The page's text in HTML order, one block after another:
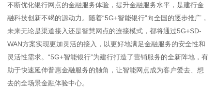
不断优化银行网点的金融服务体验，提升金融服务水平，是建行金
融科技创新不竭的源动力。随着“5G+智能银行”向全国的逐步推广，
未来无论是渠道接入还是智慧网点的连接模式，都将通过5G+SD-
WAN方案实现更加灵活的接入，以更好地满足金融服务的安全性和
灵活性需求。“5G+智能银行”为建行打造了营销服务的全新阵地，有
助于快速延伸普惠金融服务的触角，让智能网点成为客户爱去、想
去的全场景金融体验中心。